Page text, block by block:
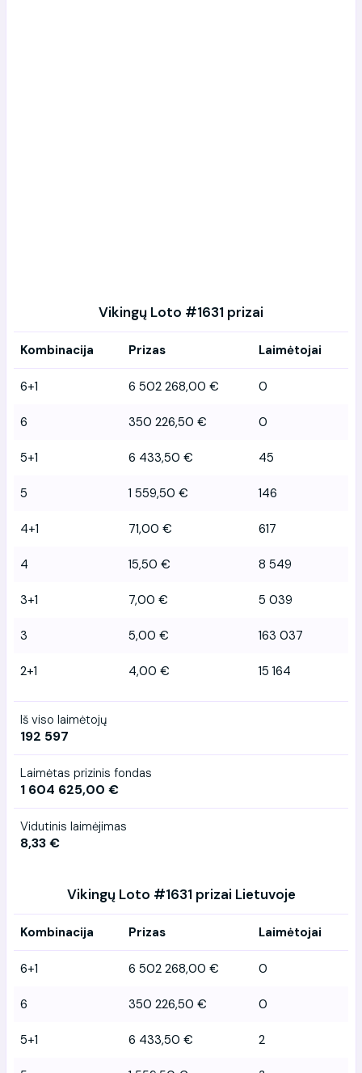
Vikingų Loto #1631 prizai
Kombinacija Prizas Laimėtojai
6+1 6 502 268,00 € 0
6 350 226,50 € 0
5+1 6 433,50 € 45
5 1 559,50 € 146
4+1 71,00 € 617
4 15,50 € 8 549
3+1 7,00 € 5 039
3 5,00 € 163 037
2+1 4,00 € 15 164
Iš viso laimėtojų
192 597
Laimėtas prizinis fondas
1 604 625,00 €
Vidutinis laimėjimas
8,33 €
Vikingų Loto #1631 prizai Lietuvoje
Kombinacija Prizas Laimėtojai
6+1 6 502 268,00 € 0
6 350 226,50 € 0
5+1 6 433,50 € 2